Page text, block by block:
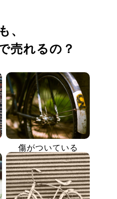
、
売れるの？
傷がついている